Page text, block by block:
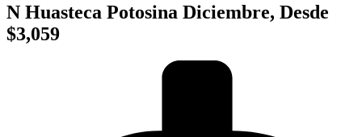
N Huasteca Potosina Diciembre, Desde
$3,059